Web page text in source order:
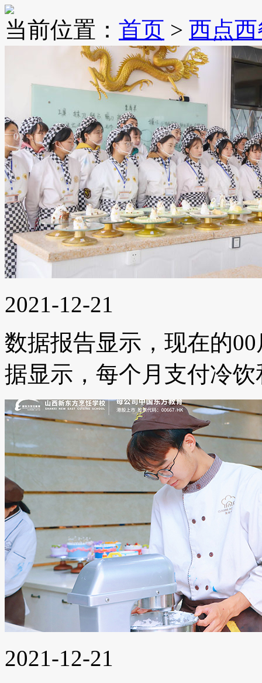
当前位置： 首页 > 西点
2021-12-21
数据报告显示，现在的
据显示，每个月支付冷饮
2021-12-21